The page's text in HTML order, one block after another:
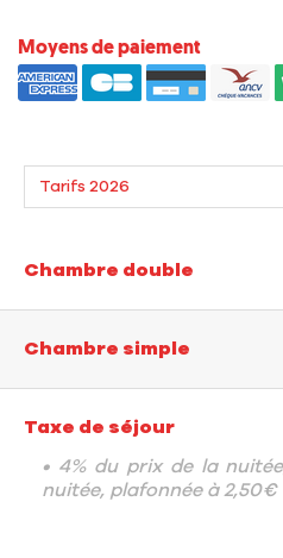
Moyens de paiement
Chambre double
Chambre simple
Taxe de séjour
• 4% du prix de la
nuitée, plafonnée à 2,50€